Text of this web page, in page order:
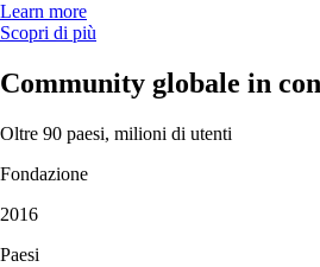
Learn more
Scopri di più
Community globale in
Oltre 90 paesi, milioni di utenti
Fondazione
2016
Paesi